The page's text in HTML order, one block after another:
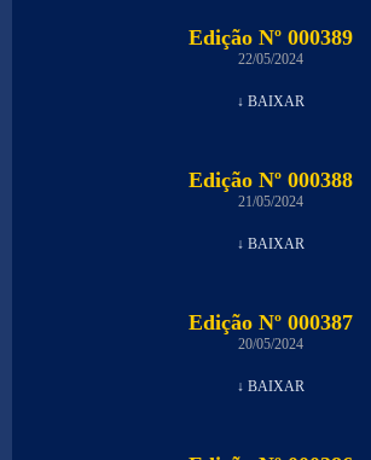
Edição Nº 000389
22/05/2024
↓ BAIXAR
Edição Nº 000388
21/05/2024
↓ BAIXAR
Edição Nº 000387
20/05/2024
↓ BAIXAR